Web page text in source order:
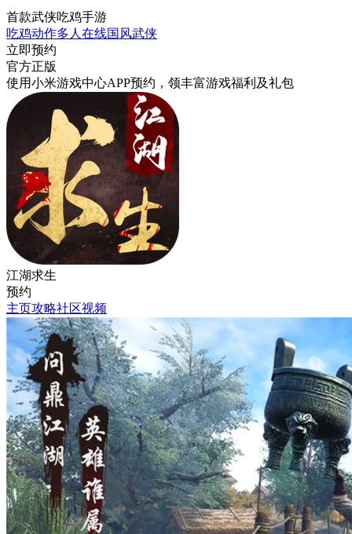
首款武侠吃鸡手游
吃鸡动作多人在线国风武侠
立即预约
官方正版
使用小米游戏中心APP预约 ，领丰富游戏福利 及礼包
江湖求生
预约
主页攻略社区视频